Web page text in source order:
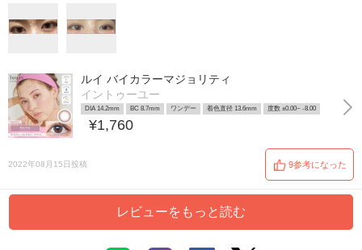
ルイ バイカラーマジョリティ
イントゥーユー
DIA 14.2mm BC 8.7mm ワンデー 着色直径 13.6mm 度数 ±0.00~ -8.00
¥1,760
2022年08月15日投稿 9参考になった
レビューをもっと読む